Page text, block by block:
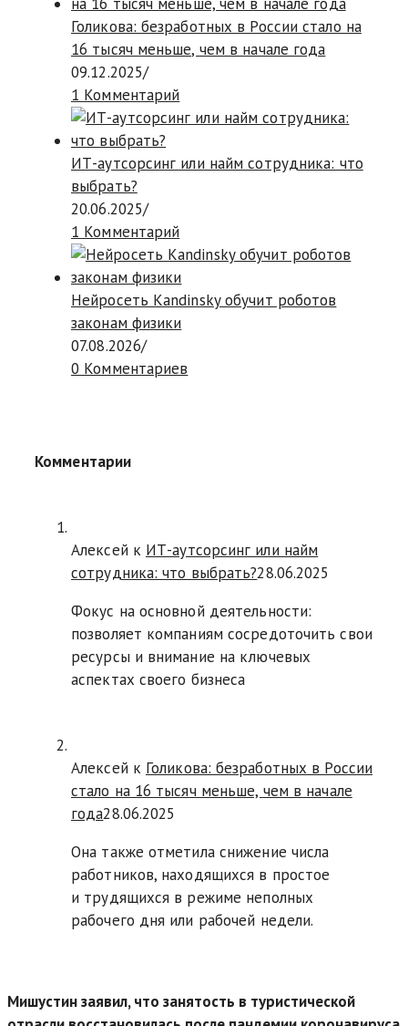
Голикова: безработных в России стало на
16 тысяч меньше, чем в начале года
09.12.2025/
1 Комментарий
ИТ-аутсорсинг или найм сотрудника: что
выбрать?
20.06.2025/
1 Комментарий
Нейросеть Kandinsky обучит роботов
законам физики
07.08.2026/
0 Комментариев
Комментарии
Алексей к ИТ-аутсорсинг или найм
сотрудника: что выбрать?28.06.2025
Фокус на основной деятельности:
позволяет компаниям сосредоточить свои
ресурсы и внимание на ключевых
аспектах своего бизнеса
Алексей к Голикова: безработных в России
стало на 16 тысяч меньше, чем в начале
года28.06.2025
Она также отметила снижение числа
работников, находящихся в простое
и трудящихся в режиме неполных
рабочего дня или рабочей недели.
Мишустин заявил, что занятость в туристической